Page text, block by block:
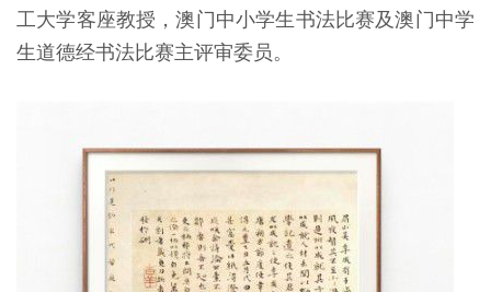
工大学客座教授，澳门中小学生书法比赛及澳门中学
生道德经书法比赛主评审委员。